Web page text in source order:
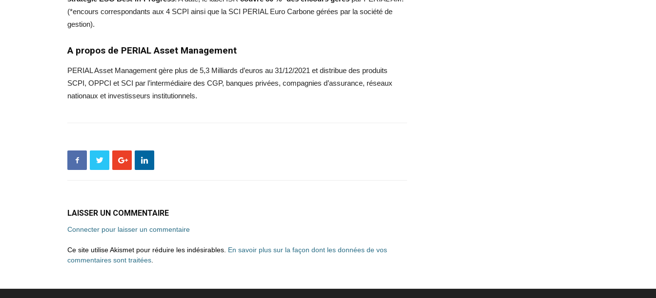
(*encours correspondants aux 4 SCPI ainsi que la SCI PERIAL Euro Carbone gérées par la société de
gestion).
A propos de PERIAL Asset Management
PERIAL Asset Management gère plus de 5,3 Milliards d’euros au 31/12/2021 et distribue des produits
SCPI, OPPCI et SCI par l’intermédiaire des CGP, banques privées, compagnies d’assurance, réseaux
nationaux et investisseurs institutionnels.
LAISSER UN COMMENTAIRE
Connecter pour laisser un commentaire
Ce site utilise Akismet pour réduire les indésirables. En savoir plus sur la façon dont les données de vos
commentaires sont traitées